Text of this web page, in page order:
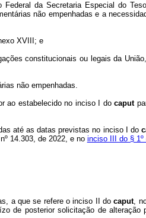
da Secretaria Especial do
não empenhadas e a
XVIII; e
constitucionais ou legais da
não empenhadas.
ao estabelecido no inciso I docaput
até as datas previstas no inciso I do
14.303, de 2022, e no inciso III do § 1º
a que se refere o inciso II docaput,
de posterior solicitação de alteração